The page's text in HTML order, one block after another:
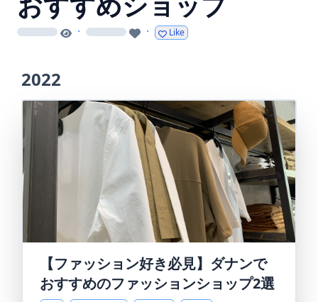
loading · loading · Like
2022
【ファッション好き必見】ダナンで
おすすめのファッションショップ2選